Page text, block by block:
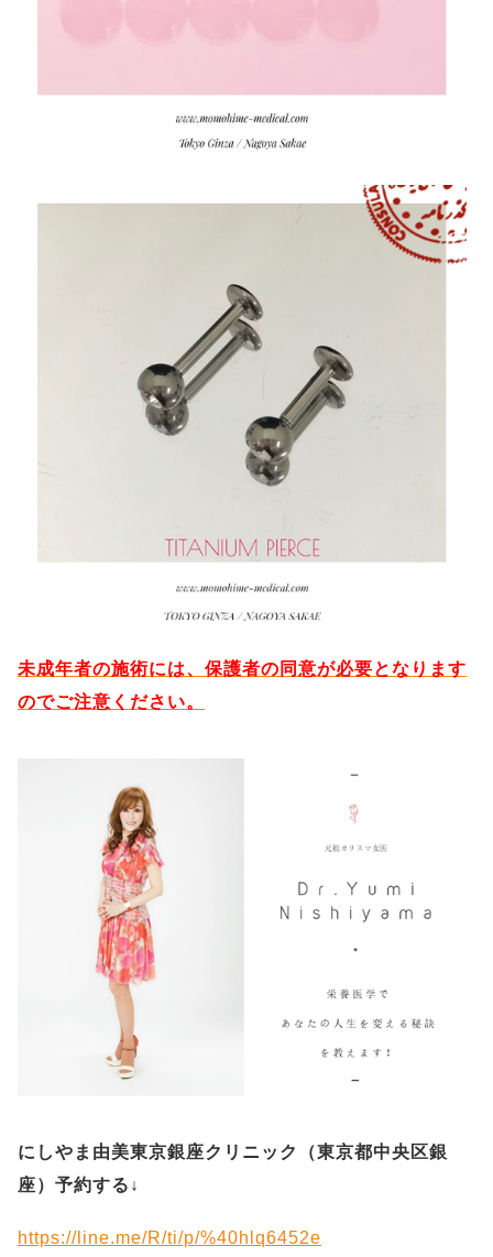
未成年者の施術には、保護者の同意が必要となります
のでご注意ください。
にしやま由美東京銀座クリニック（東京都中央区銀
座）予約する ↓
https://line.me/R/ti/p/%40hlq6452e